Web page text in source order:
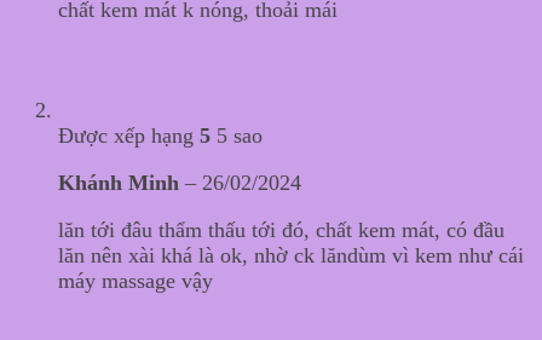
chất kem mát k nóng, thoải mái
Được xếp hạng 5 5 sao
Khánh Minh – 26/02/2024
lăn tới đâu thẩm thấu tới đó, chất kem mát, có đầu
lăn nên xài khá là ok, nhờ ck lăndùm vì kem như cái
máy massage vậy